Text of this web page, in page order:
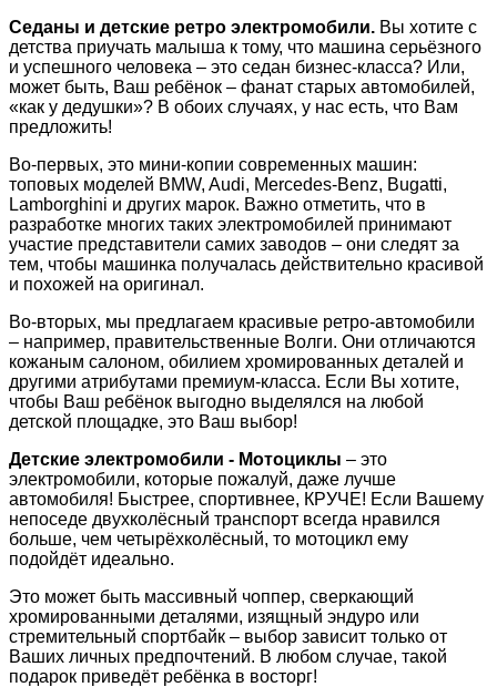
Седаны и детские ретро электромобили. Вы хотите с
детства приучать малыша к тому, что машина серьёзного
и успешного человека – это седан бизнес-класса? Или,
может быть, Ваш ребёнок – фанат старых автомобилей,
«как у дедушки»? В обоих случаях, у нас есть, что Вам
предложить!
Во-первых, это мини-копии современных машин:
топовых моделей BMW, Audi, Mercedes-Benz, Bugatti,
Lamborghini и других марок. Важно отметить, что в
разработке многих таких электромобилей принимают
участие представители самих заводов – они следят за
тем, чтобы машинка получалась действительно красивой
и похожей на оригинал.
Во-вторых, мы предлагаем красивые ретро-автомобили
– например, правительственные Волги. Они отличаются
кожаным салоном, обилием хромированных деталей и
другими атрибутами премиум-класса. Если Вы хотите,
чтобы Ваш ребёнок выгодно выделялся на любой
детской площадке, это Ваш выбор!
Детские электромобили - Мотоциклы – это
электромобили, которые пожалуй, даже лучше
автомобиля! Быстрее, спортивнее, КРУЧЕ! Если Вашему
непоседе двухколёсный транспорт всегда нравился
больше, чем четырёхколёсный, то мотоцикл ему
подойдёт идеально.
Это может быть массивный чоппер, сверкающий
хромированными деталями, изящный эндуро или
стремительный спортбайк – выбор зависит только от
Ваших личных предпочтений. В любом случае, такой
подарок приведёт ребёнка в восторг!